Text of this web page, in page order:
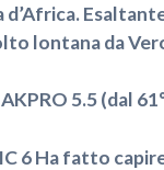
d’Africa.
lontana da
5.5 (dal
6 Ha fatto